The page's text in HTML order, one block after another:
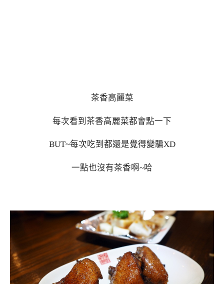
茶香高麗菜
每次看到茶香高麗菜都會點一下
BUT~每次吃到都還是覺得變騙XD
一點也沒有茶香啊~哈